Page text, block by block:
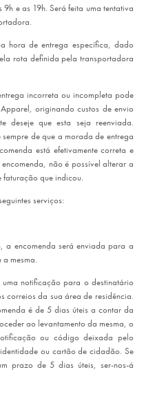
e as 19h. Será feita uma tentativa
hora de entrega específica, dado
rota definida pela transportadora
incorreta ou incompleta pode
originando custos de envio
deseje que esta seja reenviada.
sempre de que a morada de entrega
está efetivamente correta e
não é possível alterar a
faturação que indicou.
serviços:
a encomenda será enviada para a
mesma.
notificação para o destinatário
correios da sua área de residência.
é de 5 dias úteis a contar da
ao levantamento da mesma, o
ou código deixada pelo
ou cartão de cidadão. Se
prazo de 5 dias úteis, ser-nos-á